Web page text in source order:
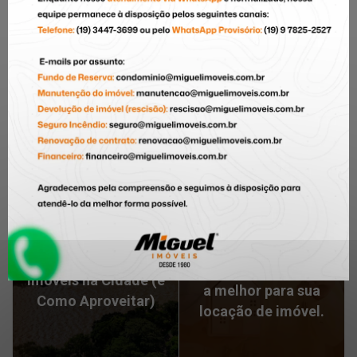
no mercado imobiliário e nosso compromisso com
a excelência garantem que seu imóvel será tratado
em quem entende do assunto e venha conversar
com a gente!
Piracicaba em
Fatores que Estão
Valorizando os
Imóveis na Cidade (e
Como Aproveitar)
PRÓXIMO ARTIGO
Fiador, seguro fiança
capitalização?
Entenda as garantias
a melhor para sua
locação de imóvel.